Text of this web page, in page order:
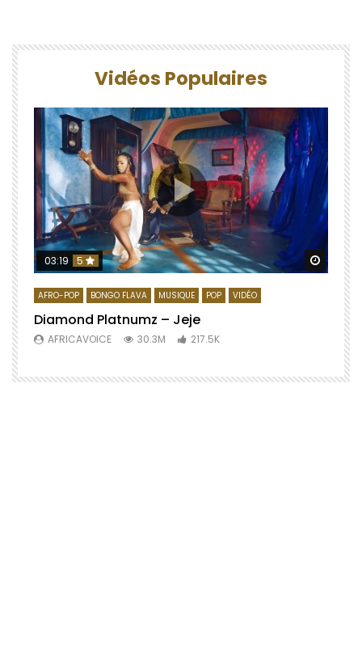
Vidéos Populaires
03:19 5
AFRO-POP BONGO FLAVA MUSIQUE POP VIDÉO
Diamond Platnumz – Jeje
AFRICAVOICE 30.3M 217.5K